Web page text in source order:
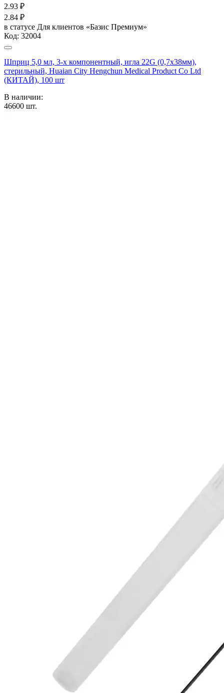
2.93 ₽
2.84 ₽
в статусе Для клиентов «Базис Премиум»
Код: 32004
Шприц 5,0 мл, 3-х компонентный, игла 22G (0,7х38мм),
стерильный, Huaian City Hengchun Medical Product Co Ltd
(КИТАЙ), 100 шт
В наличии:
46600 шт.